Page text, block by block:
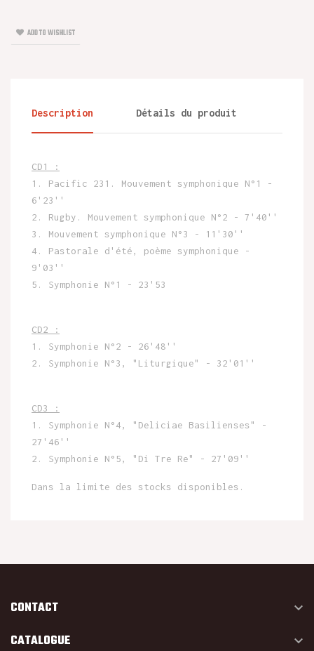
ADD TO WISHLIST
Description Détails du produit
CD1 :
1. Pacific 231. Mouvement symphonique N°1 -
6'23''
2. Rugby. Mouvement symphonique N°2 - 7'40''
3. Mouvement symphonique N°3 - 11'30''
4. Pastorale d'été, poème symphonique -
9'03''
5. Symphonie N°1 - 23'53
CD2 :
1. Symphonie N°2 - 26'48''
2. Symphonie N°3, "Liturgique" - 32'01''
CD3 :
1. Symphonie N°4, "Deliciae Basilienses" -
27'46''
2. Symphonie N°5, "Di Tre Re" - 27'09''
Dans la limite des stocks disponibles.
CONTACT 
CATALOGUE 